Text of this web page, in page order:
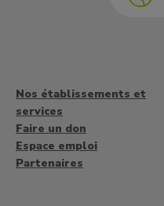
Nos établissements et
services
Faire un don
Espace emploi
Partenaires